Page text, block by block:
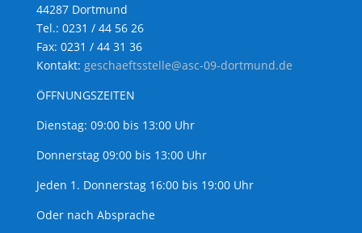
44287 Dortmund
Tel.: 0231 / 44 56 26
Fax: 0231 / 44 31 36
Kontakt: geschaeftsstelle@asc-09-dortmund.de
ÖFFNUNGSZEITEN
Dienstag: 09:00 bis 13:00 Uhr
Donnerstag 09:00 bis 13:00 Uhr
Jeden 1. Donnerstag 16:00 bis 19:00 Uhr
Oder nach Absprache